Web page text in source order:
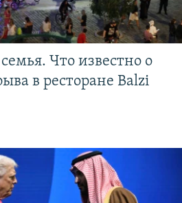
Что известно о
в ресторане Balzi